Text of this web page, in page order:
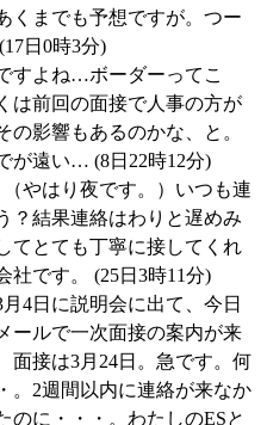
くまでも予想ですが。つー
日0時3分)
すよね…ボーダーってこ
は前回の面接で人事の方が
影響もあるのかな、と。
が遠い… (8日22時12分)
やはり夜です。）いつも連
？結果連絡はわりと遅めみ
てとても丁寧に接してくれ
社です。 (25日3時11分)
4日に説明会に出て、今日
ールで一次面接の案内が来
面接は3月24日。急です。何
。2週間以内に連絡が来なか
のに・・・。わたしのESと